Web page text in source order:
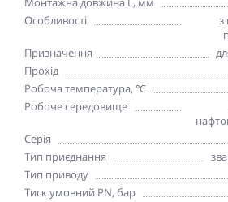
Особливості
з
Призначення
Прохід
Робоча температура, ℃
Робоче середовище
Серія
Тип приєднання
Тип приводу
Тиск умовний PN, бар